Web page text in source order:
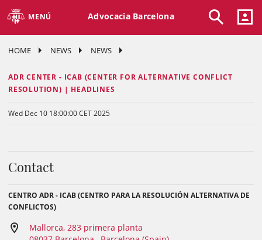
MENÚ Advocacia Barcelona
HOME NEWS NEWS
ADR CENTER - ICAB (CENTER FOR ALTERNATIVE CONFLICT
RESOLUTION) | HEADLINES
Wed Dec 10 18:00:00 CET 2025
Contact
CENTRO ADR - ICAB (CENTRO PARA LA RESOLUCIÓN ALTERNATIVA DE
CONFLICTOS)
Mallorca, 283 primera planta